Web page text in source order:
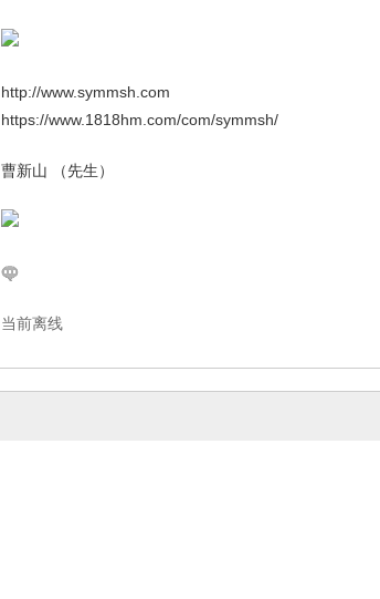
http://www.symmsh.com
https://www.1818hm.com/com/symmsh/
曹新山 （先生）
当前离线